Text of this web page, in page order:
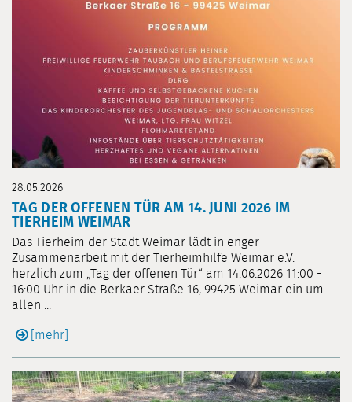
28.05.2026
TAG DER OFFENEN TÜR AM 14. JUNI 2026 IM
TIERHEIM WEIMAR
Das Tierheim der Stadt Weimar lädt in enger
Zusammenarbeit mit der Tierheimhilfe Weimar e.V.
herzlich zum „Tag der offenen Tür“ am 14.06.2026 11:00 -
16:00 Uhr in die Berkaer Straße 16, 99425 Weimar ein um
allen ...
[mehr]